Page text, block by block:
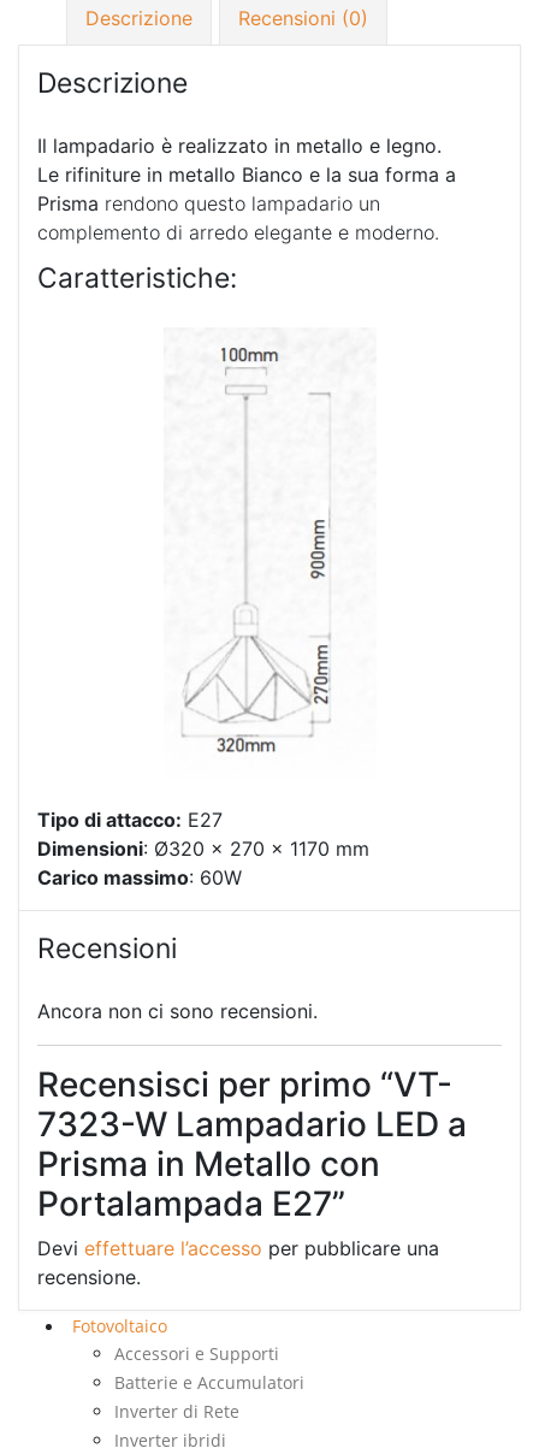
Descrizione
Recensioni (0)
Descrizione
Il lampadario è realizzato in metallo e legno.
Le rifiniture in metallo Bianco e la sua forma a
Prisma rendono questo lampadario un
complemento di arredo elegante e moderno.
Caratteristiche:
Tipo di attacco: E27
Dimensioni: Ø320 x 270 x 1170 mm
Carico massimo: 60W
Recensioni
Ancora non ci sono recensioni.
Recensisci per primo “VT-
7323-W Lampadario LED a
Prisma in Metallo con
Portalampada E27”
Devi effettuare l’accesso per pubblicare una
recensione.
Fotovoltaico
Accessori e Supporti
Batterie e Accumulatori
Inverter di Rete
Inverter ibridi